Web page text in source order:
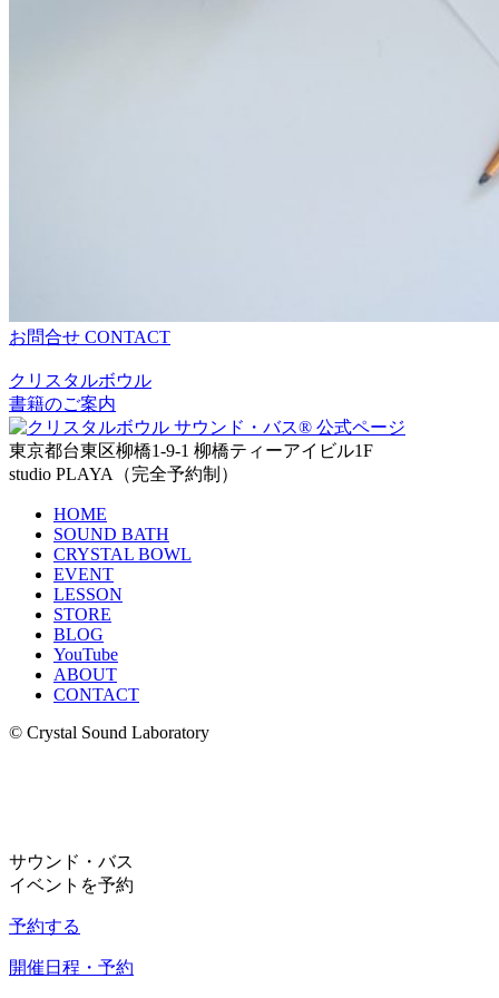
お問合せ CONTACT
クリスタルボウル
書籍のご案内
東京都台東区柳橋1-9-1 柳橋ティーアイビル1F
studio PLAYA（完全予約制）
HOME
SOUND BATH
CRYSTAL BOWL
EVENT
LESSON
STORE
BLOG
YouTube
ABOUT
CONTACT
© Crystal Sound Laboratory
サウンド・バス
イベントを予約
予約する
開催日程・予約